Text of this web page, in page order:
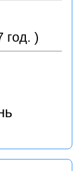
год. )